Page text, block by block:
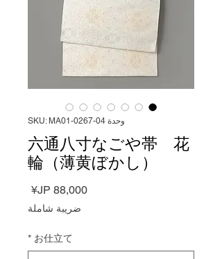
وحدة SKU: MA01-0267-04
六通八寸なごや帯 花
輪（薄黄ぼかし）
السعر
ضريبة شاملة
お仕立て
*